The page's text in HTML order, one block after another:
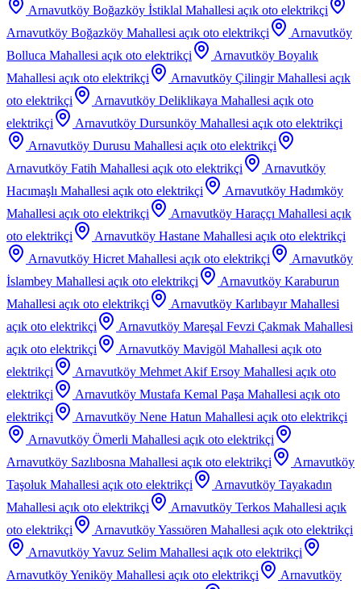
Arnavutköy Boğazköy İstiklal Mahallesi açık oto elektrikçi
Arnavutköy Boğazköy Mahallesi açık oto elektrikçi
Arnavutköy
Bolluca Mahallesi açık oto elektrikçi
Arnavutköy Boyalık
Mahallesi açık oto elektrikçi Arnavutköy Çilingir Mahallesi açık
oto elektrikçi
Arnavutköy Deliklikaya Mahallesi açık oto
elektrikçi
Arnavutköy Dursunköy Mahallesi açık oto elektrikçi
Arnavutköy Durusu Mahallesi açık oto elektrikçi
Arnavutköy Fatih Mahallesi açık oto elektrikçi
Arnavutköy
Hacımaşlı Mahallesi açık oto elektrikçi
Arnavutköy Hadımköy
Mahallesi açık oto elektrikçi Arnavutköy Haraççı Mahallesi açık
oto elektrikçi
Arnavutköy Hastane Mahallesi açık oto elektrikçi
Arnavutköy Hicret Mahallesi açık oto elektrikçi
Arnavutköy
İslambey Mahallesi açık oto elektrikçi
Arnavutköy Karaburun
Mahallesi açık oto elektrikçi
Arnavutköy Karlıbayır Mahallesi
açık oto elektrikçi
Arnavutköy Mareşal Fevzi Çakmak Mahallesi
açık oto elektrikçi
Arnavutköy Mavigöl Mahallesi açık oto
elektrikçi
Arnavutköy Mehmet Akif Ersoy Mahallesi açık oto
elektrikçi
Arnavutköy Mustafa Kemal Paşa Mahallesi açık oto
elektrikçi
Arnavutköy Nene Hatun Mahallesi açık oto elektrikçi
Arnavutköy Ömerli Mahallesi açık oto elektrikçi
Arnavutköy Sazlıbosna Mahallesi açık oto elektrikçi
Arnavutköy
Taşoluk Mahallesi açık oto elektrikçi
Arnavutköy Tayakadın
Mahallesi açık oto elektrikçi Arnavutköy Terkos Mahallesi açık
oto elektrikçi
Arnavutköy Yassıören Mahallesi açık oto elektrikçi
Arnavutköy Yavuz Selim Mahallesi açık oto elektrikçi
Arnavutköy Yeniköy Mahallesi açık oto elektrikçi
Arnavutköy